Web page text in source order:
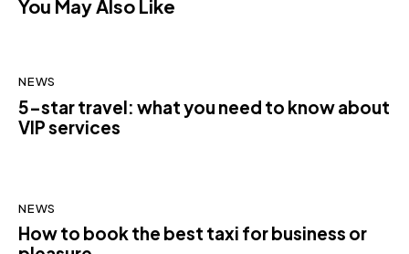
You May Also Like
NEWS
5-star travel: what you need to know about
VIP services
NEWS
How to book the best taxi for business or